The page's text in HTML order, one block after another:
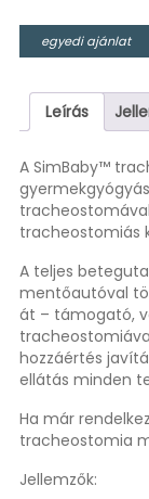
egyedi ajánlat
Leírás
A SimBaby™
tracheostomiás
A teljes
mentőautóval
át – támogató,
hozzáértés
ellátás minden
Ha már
tracheostomia
Jellemzők: